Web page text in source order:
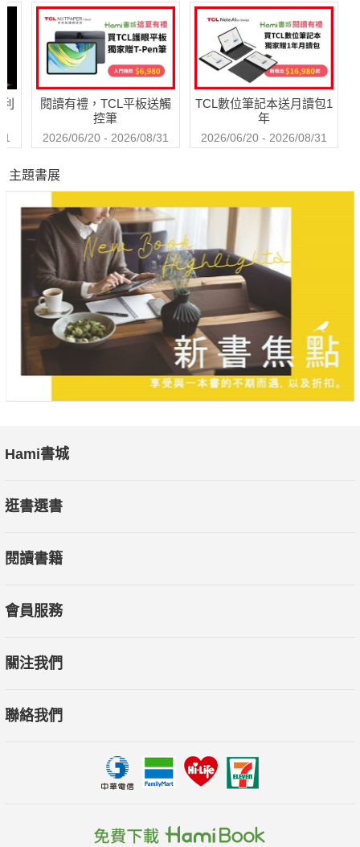
閱讀有禮，TCL平板送觸
控筆
2026/06/20 - 2026/08/31
TCL數位筆記本送月讀包1
年
2026/06/20 - 2026/08/31
主題書展
Hami書城
逛書選書
閱讀書籍
會員服務
關注我們
聯絡我們